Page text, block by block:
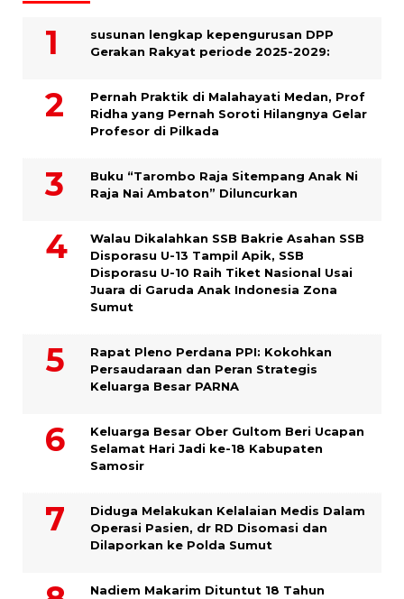
susunan lengkap kepengurusan DPP
Gerakan Rakyat periode 2025-2029:
Pernah Praktik di Malahayati Medan, Prof
Ridha yang Pernah Soroti Hilangnya Gelar
Profesor di Pilkada
Buku “Tarombo Raja Sitempang Anak Ni
Raja Nai Ambaton” Diluncurkan
Walau Dikalahkan SSB Bakrie Asahan SSB
Disporasu U-13 Tampil Apik, SSB
Disporasu U-10 Raih Tiket Nasional Usai
Juara di Garuda Anak Indonesia Zona
Sumut
Rapat Pleno Perdana PPI: Kokohkan
Persaudaraan dan Peran Strategis
Keluarga Besar PARNA
Keluarga Besar Ober Gultom Beri Ucapan
Selamat Hari Jadi ke-18 Kabupaten
Samosir
Diduga Melakukan Kelalaian Medis Dalam
Operasi Pasien, dr RD Disomasi dan
Dilaporkan ke Polda Sumut
​Nadiem Makarim Dituntut 18 Tahun